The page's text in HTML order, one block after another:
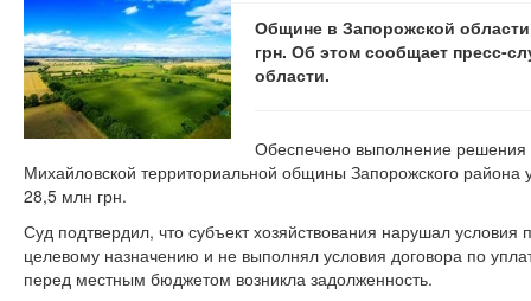
Общине в Запорожской
грн. Об этом сообщает пресс-
области.
Обеспечено выполнение решения
Михайловской территориальной общины Запорожского района
28,5 млн грн.
Суд подтвердил, что субъект хозяйствования нарушал
целевому назначению и не выполнял условия договора по
перед местным бюджетом возникла задолженность.